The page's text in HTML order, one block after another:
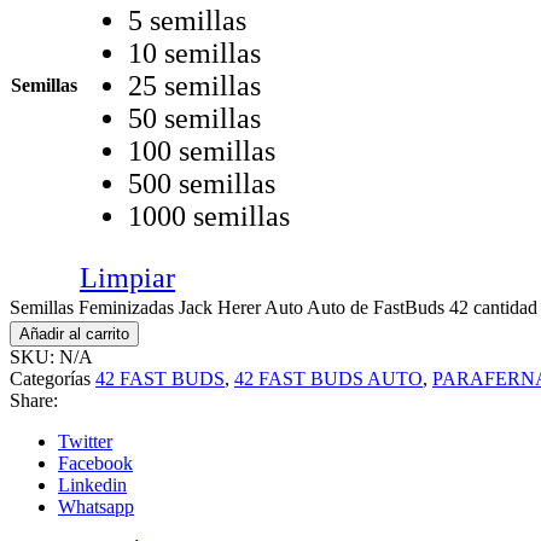
Semillas
5 semillas
10 semillas
25 semillas
50 semillas
100 semillas
500 semillas
1000 semillas
Limpiar
Semillas Feminizadas Jack Herer Auto Auto de FastBuds 42 cantidad
Añadir al carrito
SKU: N/A
Categorías 42 FAST BUDS, 42 FAST BUDS AUTO,
Share:
Twitter
Facebook
Linkedin
Whatsapp